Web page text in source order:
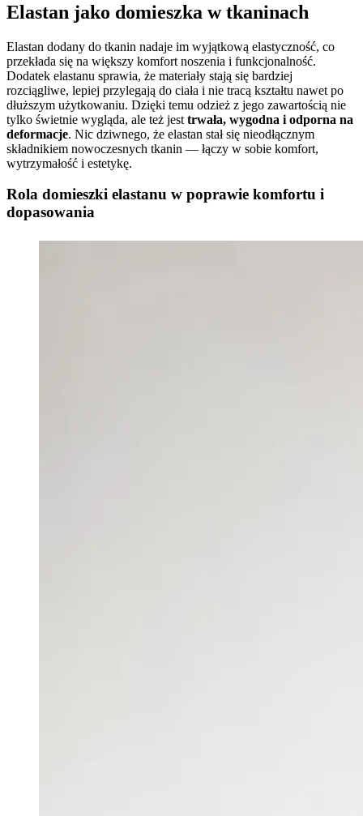
Elastan jako domieszka w tkaninach
Elastan dodany do tkanin nadaje im wyjątkową elastyczność, co
przekłada się na większy komfort noszenia i funkcjonalność.
Dodatek elastanu sprawia, że materiały stają się bardziej
rozciągliwe, lepiej przylegają do ciała i nie tracą kształtu nawet po
dłuższym użytkowaniu. Dzięki temu odzież z jego zawartością nie
tylko świetnie wygląda, ale też jest trwała, wygodna i odporna na
deformacje. Nic dziwnego, że elastan stał się nieodłącznym
składnikiem nowoczesnych tkanin — łączy w sobie komfort,
wytrzymałość i estetykę.
Rola domieszki elastanu w poprawie komfortu i
dopasowania